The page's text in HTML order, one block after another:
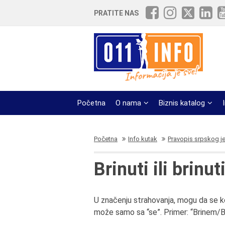
PRATITE NAS
Početna O nama Biznis katalog
Početna Info kutak Pravopis srpskog
Brinuti ili
U značenju strahovanja, mogu da se
može samo sa “se”. Primer: